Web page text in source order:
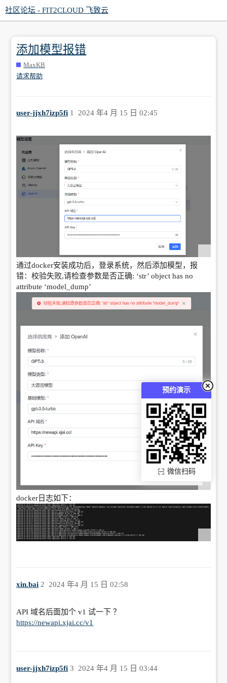
预约演示
微信扫码
社区论坛 - FIT2CLOUD 飞致云
添加模型报错
MaxKB
请求帮助
user-jjxh7izp5fi 2024 年4 月 15 日 02:45
1
通过docker安装成功后，登录系统，然后添加模型，报
错：校验失败,请检查参数是否正确: ‘str’ object has no
attribute ‘model_dump’
docker日志如下：
xin.bai 2024 年4 月 15 日 02:58
2
API 域名后面加个 v1 试一下 ？
https://newapi.xjai.cc/v1
user-jjxh7izp5fi 2024 年4 月 15 日 03:44
3